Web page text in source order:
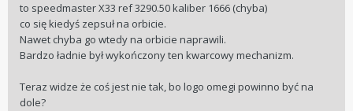
to speedmaster X33 ref 3290.50 kaliber 1666 (chyba)
co się kiedyś zepsuł na orbicie.
Nawet chyba go wtedy na orbicie naprawili.
Bardzo ładnie był wykończony ten kwarcowy mechanizm.
Teraz widze że coś jest nie tak, bo logo omegi powinno być na
dole?